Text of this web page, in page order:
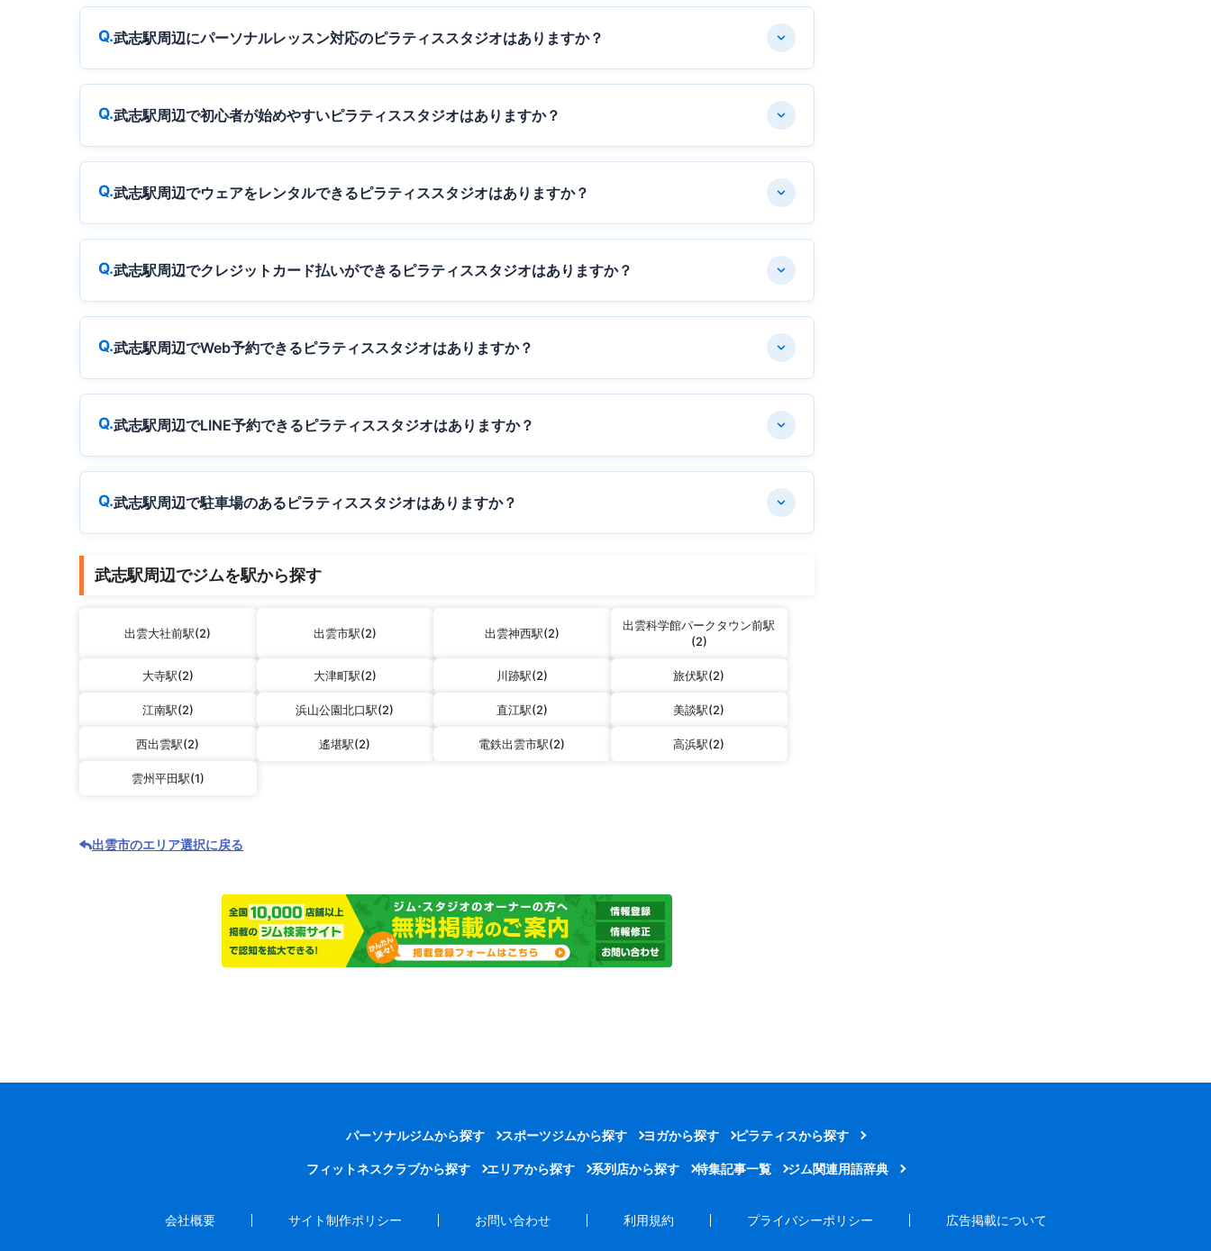
武志駅周辺にパーソナルレッスン対応のピラティススタジオはありますか？
武志駅周辺で初心者が始めやすいピラティススタジオはありますか？
武志駅周辺でウェアをレンタルできるピラティススタジオはありますか？
武志駅周辺でクレジットカード払いができるピラティススタジオはありますか？
武志駅周辺でWeb予約できるピラティススタジオはありますか？
武志駅周辺でLINE予約できるピラティススタジオはありますか？
武志駅周辺で駐車場のあるピラティススタジオはありますか？
武志駅周辺でジムを駅から探す
出雲大社前駅(2) 出雲市駅(2) 出雲神西駅(2)
出雲科学館パークタウン前駅
(2)
大寺駅(2) 大津町駅(2) 川跡駅(2) 旅伏駅(2)
江南駅(2) 浜山公園北口駅(2) 直江駅(2) 美談駅(2)
西出雲駅(2) 遙堪駅(2) 電鉄出雲市駅(2) 高浜駅(2)
雲州平田駅(1)
出雲市のエリア選択に戻る
パーソナルジムから探す スポーツジムから探す ヨガから探す ピラティスから探す
フィットネスクラブから探す エリアから探す 系列店から探す 特集記事一覧 ジム関連用語辞典
会社概要 サイト制作ポリシー お問い合わせ 利用規約 プライバシーポリシー 広告掲載について